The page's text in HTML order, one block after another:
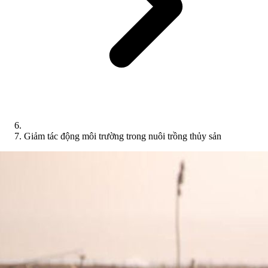
Giảm tác động môi trường trong nuôi trồng thủy sản